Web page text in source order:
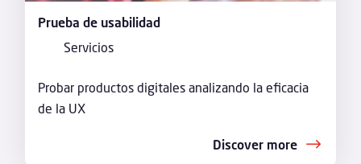
Prueba de usabilidad
Servicios
Probar productos digitales analizando la eficacia
de la UX
Discover more